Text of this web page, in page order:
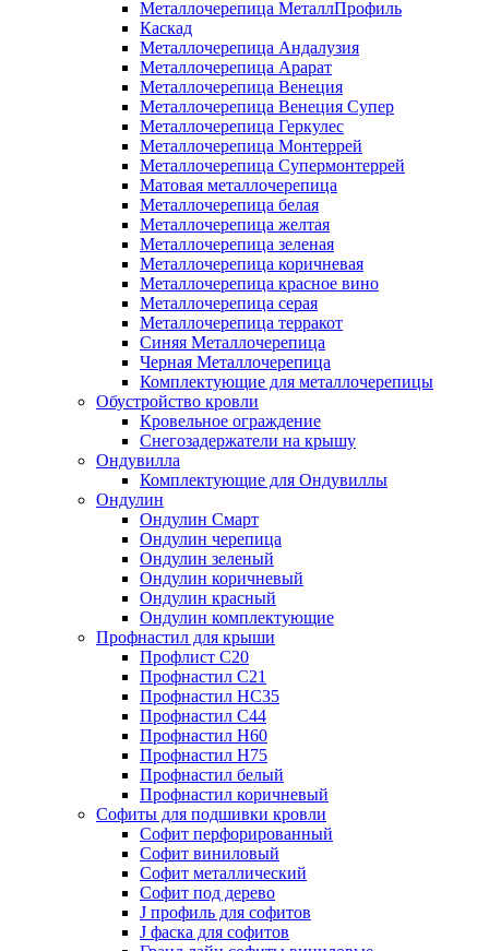
Металлочерепица МеталлПрофиль
Каскад
Металлочерепица Андалузия
Металлочерепица Арарат
Металлочерепица Венеция
Металлочерепица Венеция Супер
Металлочерепица Геркулес
Металлочерепица Монтеррей
Металлочерепица Супермонтеррей
Матовая металлочерепица
Металлочерепица белая
Металлочерепица желтая
Металлочерепица зеленая
Металлочерепица коричневая
Металлочерепица красное вино
Металлочерепица серая
Металлочерепица терракот
Синяя Металлочерепица
Черная Металлочерепица
Комплектующие для металлочерепицы
Обустройство кровли
Кровельное ограждение
Снегозадержатели на крышу
Ондувилла
Комплектующие для Ондувиллы
Ондулин
Ондулин Смарт
Ондулин черепица
Ондулин зеленый
Ондулин коричневый
Ондулин красный
Ондулин комплектующие
Профнастил для крыши
Профлист С20
Профнастил С21
Профнастил НС35
Профнастил С44
Профнастил Н60
Профнастил Н75
Профнастил белый
Профнастил коричневый
Софиты для подшивки кровли
Cофит перфорированный
Софит виниловый
Софит металлический
Софит под дерево
J профиль для софитов
J фаска для софитов